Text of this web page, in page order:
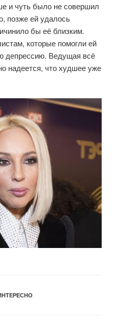
и чуть было не совершил
позже ей удалось
бы её близким.
которые помогли ей
депрессию. Ведущая всё
надеется, что худшее уже